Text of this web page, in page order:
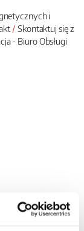
i
Skontaktuj się z
- Biuro Obsługi